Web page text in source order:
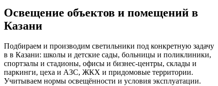
Освещение объектов и помещений в
Казани
Подбираем и производим светильники под конкретную задачу
в в Казани: школы и детские сады, больницы и поликлиники,
спортзалы и стадионы, офисы и бизнес-центры, склады и
паркинги, цеха и АЗС, ЖКХ и придомовые территории.
Учитываем нормы освещённости и условия эксплуатации.